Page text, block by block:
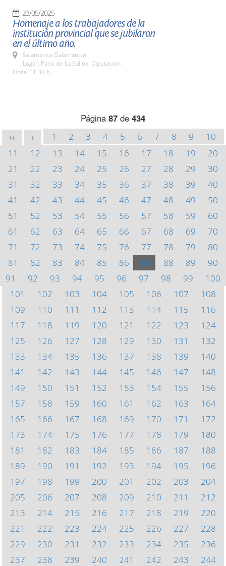
23/05/2025
Homenaje a los trabajadores de la
institución provincial que se jubilaron
en el último año.
Salamanca (Salamanca)
Lugar: Patio de La Salina. Diputación.
Hora: 11:30 h.
Página 87 de 434
<< < 1 2 3 4 5 6 7 8 9
10
11
12 13 14 15 16 17 18 19
20
21
22 23 24 25 26 27 28 29
30
31
32 33 34 35 36 37 38 39
40
41
42 43 44 45 46 47 48 49
50
51
52 53 54 55 56 57 58 59
60
61
62 63 64 65 66 67 68 69
70
71
72 73 74 75 76 77 78 79
80
81
82 83 84 85 86 87 88 89
90
91
92 93 94 95 96 97 98 99
100
101
102 103 104 105 106 107
108
109
110 111 112 113 114 115
116
117
118 119 120 121 122 123
124
125
126 127 128 129 130 131
132
133
134 135 136 137 138 139
140
141
142 143 144 145 146 147
148
149
150 151 152 153 154 155
156
157
158 159 160 161 162 163
164
165
166 167 168 169 170 171
172
173
174 175 176 177 178 179
180
181
182 183 184 185 186 187
188
189
190 191 192 193 194 195
196
197
198 199 200 201 202 203
204
205
206 207 208 209 210 211
212
213
214 215 216 217 218 219
220
221
222 223 224 225 226 227
228
229
230 231 232 233 234 235
236
237
238 239 240 241 242 243
244